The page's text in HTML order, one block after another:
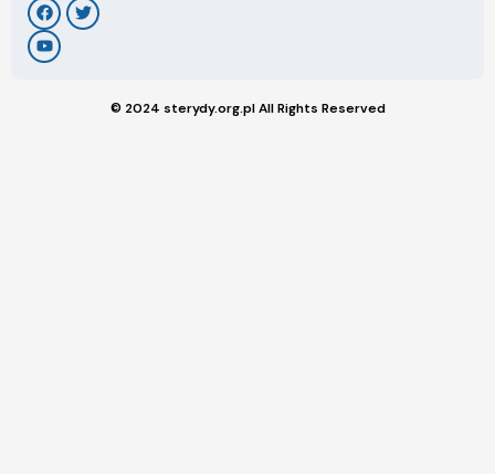
© 2024 sterydy.org.pl All Rights Reserved